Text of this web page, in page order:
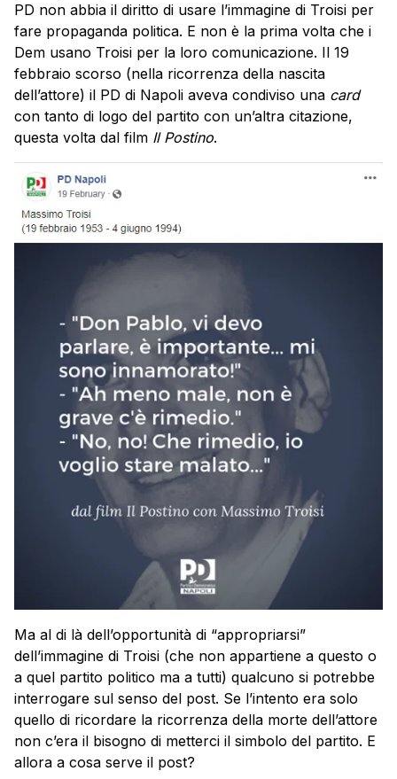
PD non abbia il diritto di usare l’immagine di Troisi per
fare propaganda politica. E non è la prima volta che i
Dem usano Troisi per la loro comunicazione. Il 19
febbraio scorso (nella ricorrenza della nascita
dell’attore) il PD di Napoli aveva condiviso una card
con tanto di logo del partito con un’altra citazione,
questa volta dal film Il Postino.
Ma al di là dell’opportunità di “appropriarsi”
dell’immagine di Troisi (che non appartiene a questo o
a quel partito politico ma a tutti) qualcuno si potrebbe
interrogare sul senso del post. Se l’intento era solo
quello di ricordare la ricorrenza della morte dell’attore
non c’era il bisogno di metterci il simbolo del partito. E
allora a cosa serve il post?